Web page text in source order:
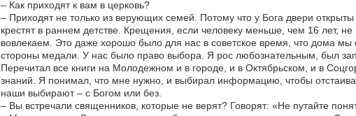
– Как приходят к вам в церковь?
– Приходят не только из верующих семей. Потому что у Бога двери
крестят в раннем детстве. Крещения, если человеку меньше, чем 16 лет,
вовлекаем. Это даже хорошо было для нас в советское время, что дома
стороны медали. У нас было право выбора. Я рос любознательным, был
Перечитал все книги на Молодежном и в городе, и в Октябрьском, и в
знаний. Я понимал, что мне нужно, и выбирал информацию, чтобы
наши выбирают – с Богом или без.
– Вы встречали священников, которые не верят? Говорят: «Не путайте